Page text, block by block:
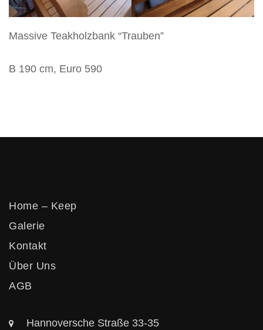
Massive Teakholzbank “Trauben”
B 190 cm, Euro 590
Home – Keep
Galerie
Kontakt
Über Uns
AGB
Hannoversche Straße 33-35